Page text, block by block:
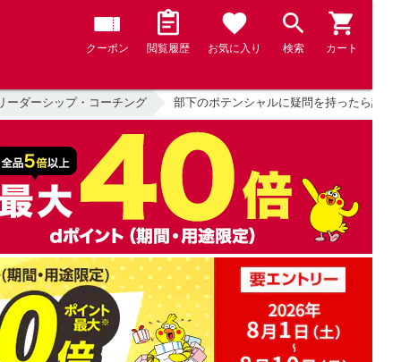
クーポン 閲覧履歴 お気に入り 検索 カート
ーダーシップ・コーチング 部下のポテンシャルに疑問を持ったら読